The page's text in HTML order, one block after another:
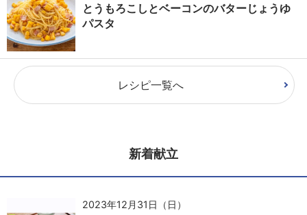
とうもろこしとベーコンのバターじょうゆ
パスタ
レシピ一覧へ
新着献立
2023年12月31日（日）